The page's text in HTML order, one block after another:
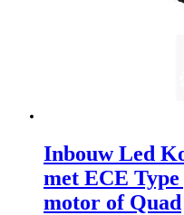
Inbouw Led
met ECE
motor of Quad